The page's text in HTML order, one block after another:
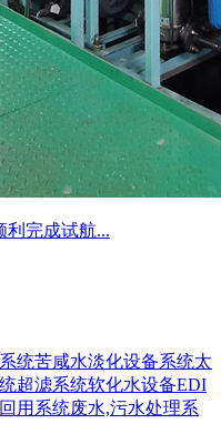
利完成试航...
统苦咸水淡化设备系统太
超滤系统软化水设备EDI
用系统废水,污水处理系